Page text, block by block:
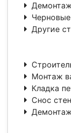
Другие
Монтаж
Кладка
Снос